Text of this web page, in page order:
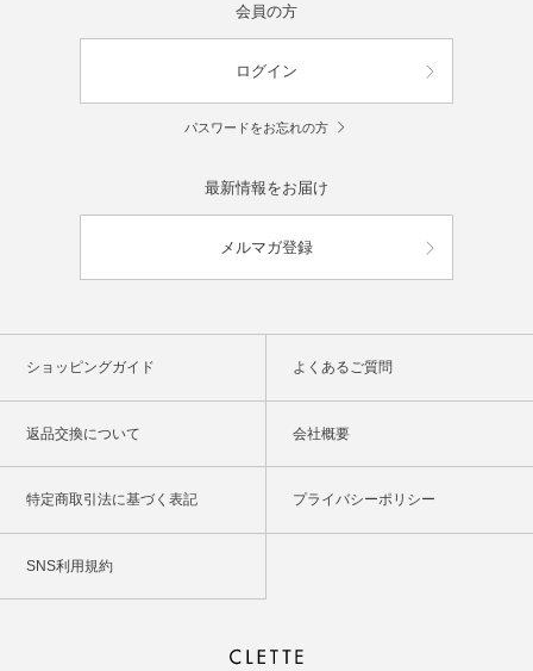
会員の方
ログイン
パスワードをお忘れの方
最新情報をお届け
メルマガ登録
ショッピングガイド よくあるご質問
返品交換について 会社概要
特定商取引法に基づく表記 プライバシーポリシー
SNS利用規約